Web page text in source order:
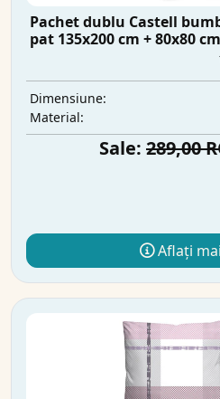
Pachet dublu Castell
pat 135x200 cm + 80x80 cm
Dimensiune:
Material:
Sale: 289,00
Aflați